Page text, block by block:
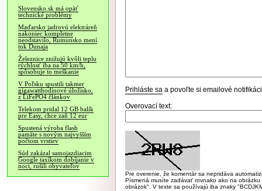
Slovensko.sk má opäť
technické problémy
Maďarsko jadrovú elektráreň
nakoniec kompletne
neodstavilo, Rumunsko mení
tok Dunaja
Železnice znižujú kvôli teplu
rýchlosť iba na 50 km/h,
spôsobuje to meškanie
V Poľsku spustili takmer
gigawatthodinové úložisko,
z LiFePO4 článkov
Telekom pridal 12 GB balík
pre Easy, chce zaň 12 eur
Spustená výroba flash
pamäte s novým najvyšším
počtom vrstiev
Súd zakázal samojazdiacim
Google taxíkom dobíjanie v
noci, rušili obyvateľov
Prihláste sa a povoľte si emailové
Overovací text:
Pre overenie, že komentár sa nepridáva
Písmená musíte zadávať rovnako ako na
obrázok". V texte sa používajú iba znaky